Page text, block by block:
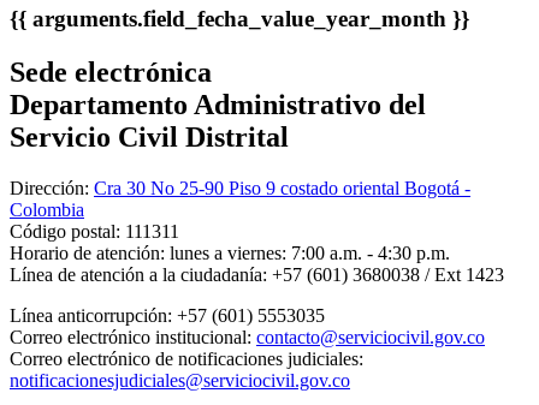
{{ arguments.field_fecha_value_year_month }}
Sede electrónica
Departamento Administrativo del
Servicio Civil Distrital
Dirección: Cra 30 No 25-90 Piso 9 costado oriental Bogotá -
Colombia
Código postal: 111311
Horario de atención: lunes a viernes: 7:00 a.m. - 4:30 p.m.
Línea de atención a la ciudadanía: +57 (601) 3680038 / Ext 1423
Línea anticorrupción: +57 (601) 5553035
Correo electrónico institucional: contacto@serviciocivil.gov.co
Correo electrónico de notificaciones judiciales:
notificacionesjudiciales@serviciocivil.gov.co